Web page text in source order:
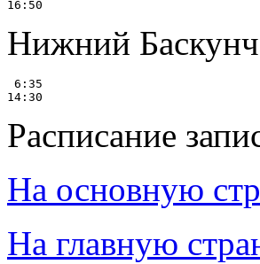
Нижний
6:35
Расписание
На основную
На главную